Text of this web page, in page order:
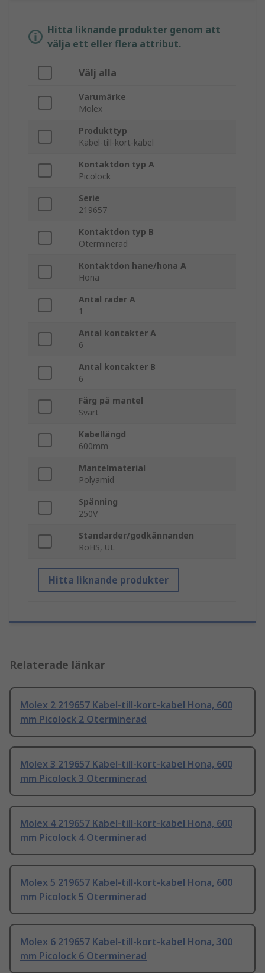
Hitta liknande produkter genom att
välja ett eller flera attribut.
Välj alla
Varumärke
Molex
Produkttyp
Kabel-till-kort-kabel
Kontaktdon typ A
Picolock
Serie
219657
Kontaktdon typ B
Oterminerad
Kontaktdon hane/hona A
Hona
Antal rader A
1
Antal kontakter A
6
Antal kontakter B
6
Färg på mantel
Svart
Kabellängd
600mm
Mantelmaterial
Polyamid
Spänning
250V
Standarder/godkännanden
RoHS, UL
Hitta liknande produkter
Relaterade länkar
Molex 2 219657 Kabel-till-kort-kabel Hona, 600
mm Picolock 2 Oterminerad
Molex 3 219657 Kabel-till-kort-kabel Hona, 600
mm Picolock 3 Oterminerad
Molex 4 219657 Kabel-till-kort-kabel Hona, 600
mm Picolock 4 Oterminerad
Molex 5 219657 Kabel-till-kort-kabel Hona, 600
mm Picolock 5 Oterminerad
Molex 6 219657 Kabel-till-kort-kabel Hona, 300
mm Picolock 6 Oterminerad